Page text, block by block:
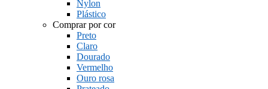
Nylon
Plástico
Comprar por cor
Preto
Claro
Dourado
Vermelho
Ouro rosa